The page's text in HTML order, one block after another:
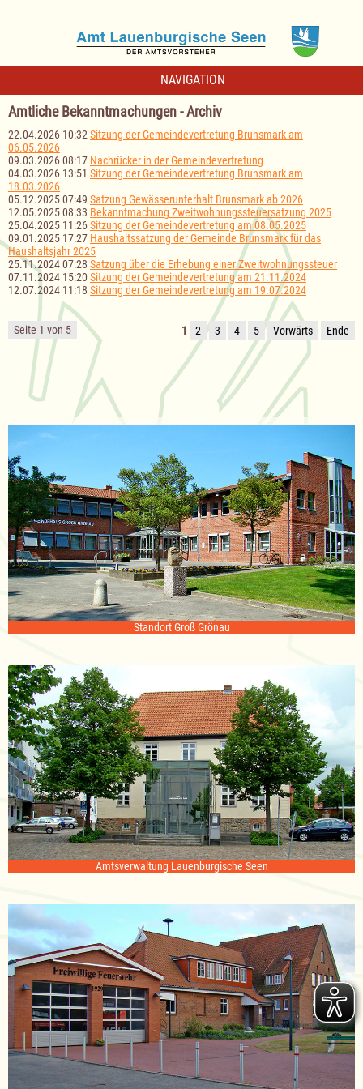
NAVIGATION
Amtliche Bekanntmachungen - Archiv
22.04.2026 10:32 Sitzung der Gemeindevertretung Brunsmark am
06.05.2026
09.03.2026 08:17 Nachrücker in der Gemeindevertretung
04.03.2026 13:51 Sitzung der Gemeindevertretung Brunsmark am
18.03.2026
05.12.2025 07:49 Satzung Gewässerunterhalt Brunsmark ab 2026
12.05.2025 08:33 Bekanntmachung Zweitwohnungssteuersatzung 2025
25.04.2025 11:26Sitzung der Gemeindevertretung am 08.05.2025
09.01.2025 17:27 Haushaltssatzung der Gemeinde Brunsmark für das
Haushaltsjahr 2025
25.11.2024 07:28 Satzung über die Erhebung einer Zweitwohnungssteuer
07.11.2024 15:20 Sitzung der Gemeindevertretung am 21.11.2024
12.07.2024 11:18 Sitzung der Gemeindevertretung am 19.07.2024
Seite 1 von 5 1 2 3 4 5 Vorwärts Ende
Standort Groß Grönau
Amtsverwaltung Lauenburgische Seen